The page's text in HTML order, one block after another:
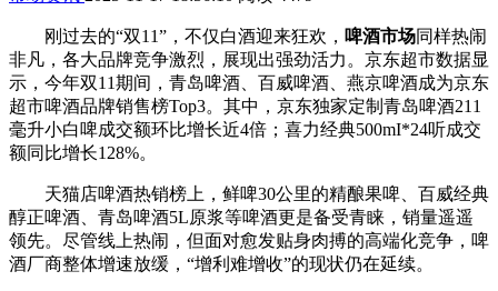
刚过去的“双11”，不仅白酒迎来狂欢， 啤酒市场同样热闹
非凡，各大品牌竞争激烈，展现出强劲活力。京东超市数据显
示，今年双11期间，青岛啤酒、百威啤酒、燕京啤酒成为京东
超市啤酒品牌销售榜Top3。其中，京东独家定制青岛啤酒211
毫升小白啤成交额环比增长近4倍；喜力经典500mI*24听成交
额同比增长128%。
天猫店啤酒热销榜上，鲜啤30公里的精酿果啤、百威经典
醇正啤酒、青岛啤酒5L原浆等啤酒更是备受青睐，销量遥遥
领先。尽管线上热闹，但面对愈发贴身肉搏的高端化竞争，啤
酒厂商整体增速放缓，“增利难增收”的现状仍在延续。